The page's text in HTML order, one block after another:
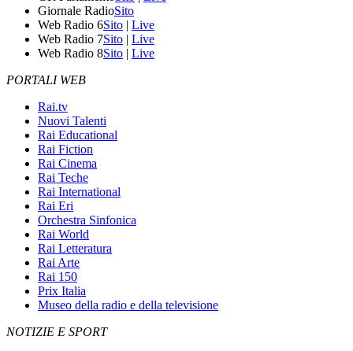
Giornale RadioSito
Web Radio 6Sito | Live
Web Radio 7Sito | Live
Web Radio 8Sito | Live
PORTALI WEB
Rai.tv
Nuovi Talenti
Rai Educational
Rai Fiction
Rai Cinema
Rai Teche
Rai International
Rai Eri
Orchestra Sinfonica
Rai World
Rai Letteratura
Rai Arte
Rai 150
Prix Italia
Museo della radio e della televisione
NOTIZIE E SPORT